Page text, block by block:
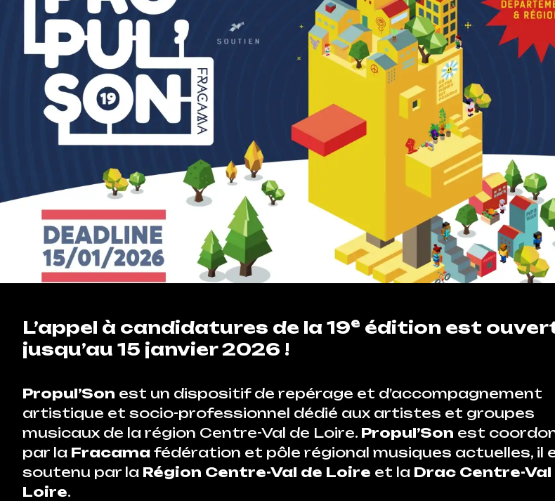
L’appel à candidatures de la 19e édition est
jusqu’au 15 janvier 2026 !
Propul’Son est un dispositif de repérage et d’accompagnement
artistique et socio-professionnel dédié aux artistes et groupes
musicaux de la région Centre-Val de Loire. Propul’Son est
par la Fracama fédération et pôle régional musiques actuelles, il
soutenu par la Région Centre-Val de Loire et la Drac Centre-Val
Loire.